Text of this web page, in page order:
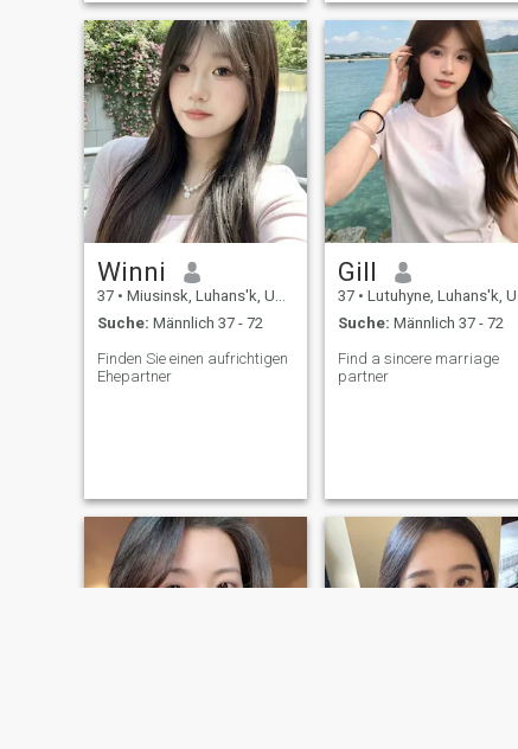
Winni
37 • Miusinsk, Luhans'k, Ukraine
Suche: Männlich 37 - 72
Finden Sie einen aufrichtigen
Ehepartner
Gill
37 • Lutuhyne, Luhans'k, Ukraine
Suche: Männlich 37 - 72
Find a sincere marriage
partner